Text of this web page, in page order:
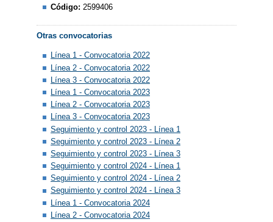
Código: 2599406
Otras convocatorias
Línea 1 - Convocatoria 2022
Línea 2 - Convocatoria 2022
Línea 3 - Convocatoria 2022
Línea 1 - Convocatoria 2023
Línea 2 - Convocatoria 2023
Línea 3 - Convocatoria 2023
Seguimiento y control 2023 - Línea 1
Seguimiento y control 2023 - Línea 2
Seguimiento y control 2023 - Línea 3
Seguimiento y control 2024 - Línea 1
Seguimiento y control 2024 - Línea 2
Seguimiento y control 2024 - Línea 3
Línea 1 - Convocatoria 2024
Línea 2 - Convocatoria 2024